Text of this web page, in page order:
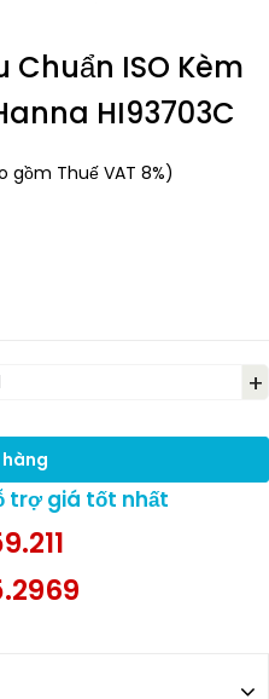
Chuẩn ISO Kèm
HI93703C
gồm Thuế VAT 8%)
+
trợ giá tốt nhất